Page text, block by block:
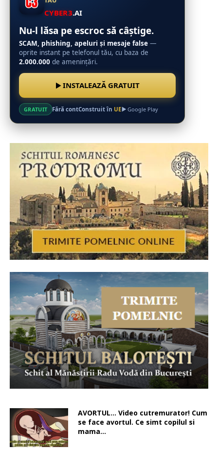
CYBER3.AI
Nu-l lăsa pe escroc să câștige.
SCAM, phishing, apeluri și mesaje false —
oprite instant pe telefonul tău, cu baza de
2.000.000 de amenințări.
INSTALEAZĂ GRATUIT
GRATUIT Fără contConstruit în UE Google Play
AVORTUL… Video cutremurator! Cum
se face avortul. Ce simt copilul si
mama…